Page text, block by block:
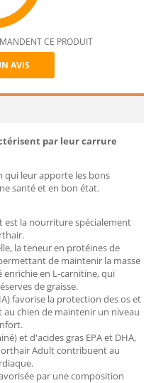
CE PRODUIT
AVIS
par leur carrure
qui leur apporte les bons
santé et en bon état.
est la nourriture spécialement
la teneur en protéines de
de maintenir la masse
enrichie en L-carnitine, qui
de graisse.
favorise la protection des os et
chien de maintenir un niveau
et d'acides gras EPA et DHA,
Adult contribuent au
par une composition